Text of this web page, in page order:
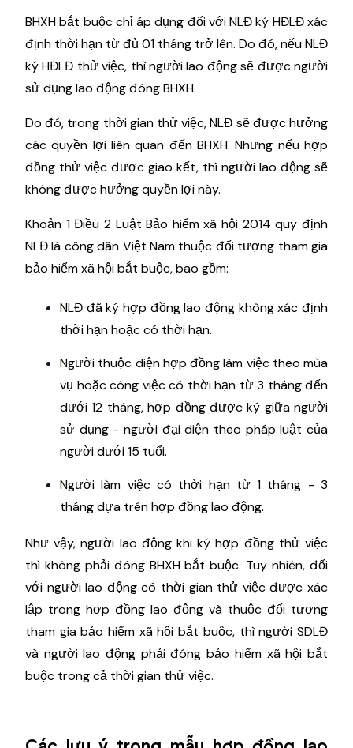
BHXH bắt buộc chỉ áp dụng đối với NLĐ ký HĐLĐ xác
định thời hạn từ đủ 01 tháng trở lên. Do đó, nếu NLĐ
ký HĐLĐ thử việc, thì người lao động sẽ được người
sử dụng lao động đóng BHXH.
Do đó, trong thời gian thử việc, NLĐ sẽ được hưởng
các quyền lợi liên quan đến BHXH. Nhưng nếu hợp
đồng thử việc được giao kết, thì người lao động sẽ
không được hưởng quyền lợi này.
Khoản 1 Điều 2 Luật Bảo hiểm xã hội 2014 quy định
NLĐ là công dân Việt Nam thuộc đối tượng tham gia
bảo hiểm xã hội bắt buộc, bao gồm:
NLĐ đã ký hợp đồng lao động không xác định
thời hạn hoặc có thời hạn.
Người thuộc diện hợp đồng làm việc theo mùa
vụ hoặc công việc có thời hạn từ 3 tháng đến
dưới 12 tháng, hợp đồng được ký giữa người
sử dụng - người đại diện theo pháp luật của
người dưới 15 tuổi.
Người làm việc có thời hạn từ 1 tháng - 3
tháng dựa trên hợp đồng lao động.
Như vậy, người lao động khi ký hợp đồng thử việc
thì không phải đóng BHXH bắt buộc. Tuy nhiên, đối
với người lao động có thời gian thử việc được xác
lập trong hợp đồng lao động và thuộc đối tượng
tham gia bảo hiểm xã hội bắt buộc, thì người SDLĐ
và người lao động phải đóng bảo hiểm xã hội bắt
buộc trong cả thời gian thử việc.